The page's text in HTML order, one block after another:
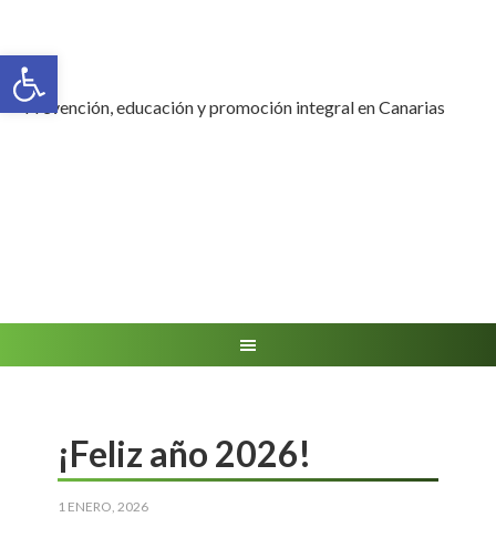
Abrir barra de herramientas
Prevención, educación y promoción integral en Canarias
¡Feliz año 2026!
1 ENERO, 2026